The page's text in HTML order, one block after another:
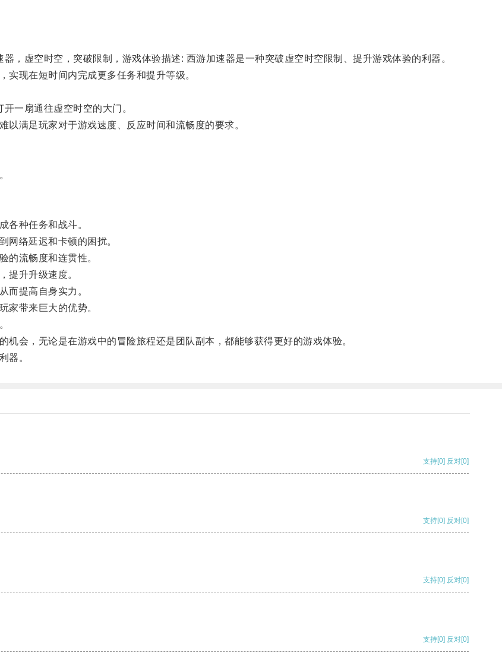
虚空时空，突破限制，游戏体验描述: 西游加速器是一种突破虚空时空限制、提升游戏体验的利器。
现在短时间内完成更多任务和提升等级。
一扇通往虚空时空的大门。
满足玩家对于游戏速度、反应时间和流畅度的要求。
种任务和战斗。
络延迟和卡顿的困扰。
流畅度和连贯性。
升升级速度。
提高自身实力。
带来巨大的优势。
会，无论是在游戏中的冒险旅程还是团队副本，都能够获得更好的游戏体验。
器。
支持[0] 反对[0]
支持[0] 反对[0]
支持[0] 反对[0]
支持[0] 反对[0]